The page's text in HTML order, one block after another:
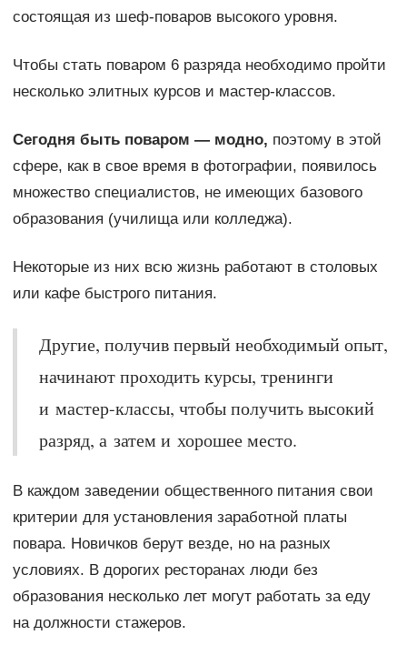
состоящая из шеф-поваров высокого уровня.
Чтобы стать поваром 6 разряда необходимо пройти
несколько элитных курсов и мастер-классов.
Сегодня быть поваром — модно, поэтому в этой
сфере, как в свое время в фотографии, появилось
множество специалистов, не имеющих базового
образования (училища или колледжа).
Некоторые из них всю жизнь работают в столовых
или кафе быстрого питания.
Другие, получив первый необходимый опыт,
начинают проходить курсы, тренинги
и мастер-классы, чтобы получить высокий
разряд, а затем и хорошее место.
В каждом заведении общественного питания свои
критерии для установления заработной платы
повара. Новичков берут везде, но на разных
условиях. В дорогих ресторанах люди без
образования несколько лет могут работать за еду
на должности стажеров.